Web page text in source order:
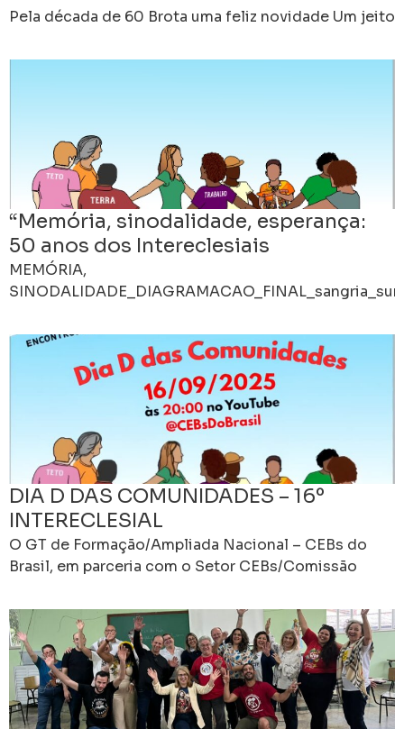
Pela década de 60 Brota uma feliz novidade Um jeito
“Memória, sinodalidade, esperança:
50 anos dos Intereclesiais
MEMÓRIA,
DIA D DAS COMUNIDADES – 16º
INTERECLESIAL
O GT de Formação/Ampliada Nacional – CEBs do
Brasil, em parceria com o Setor CEBs/Comissão
“Memória, sinodalidade,